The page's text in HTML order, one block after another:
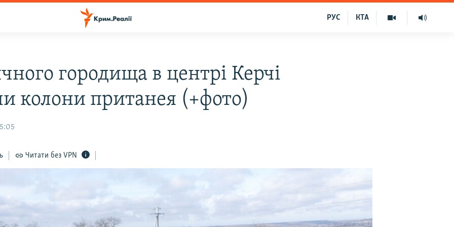
КТА
РУС
городища в центрі Керчі
колони пританея (+фото)
Читати без VPN